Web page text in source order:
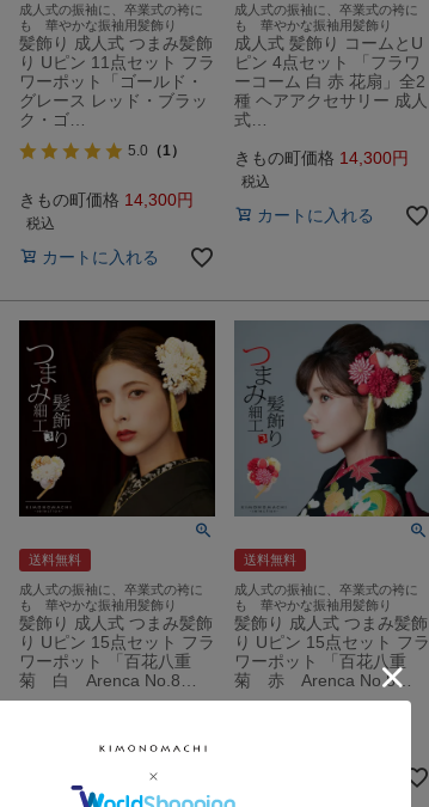
成人式の振袖に、卒業式の袴に
も 華やかな振袖用髪飾り
髪飾り 成人式 つまみ髪飾
り Uピン 11点セット フラ
ワーポット「ゴールド・
グレース レッド・ブラッ
ク・ゴ…
5.0 （1）
きもの町価格 14,300
税込
カートに入れる
成人式の振袖に、卒業式の袴に
も 華やかな振袖用髪飾り
成人式 髪飾り コームとU
ピン 4点セット 「フラワ
ーコーム 白 赤 花扇」全2
種 ヘアアクセサリー 成人
式…
きもの町価格 14,300
税込
カートに入れる
送料無料
成人式の振袖に、卒業式の袴に
も 華やかな振袖用髪飾り
髪飾り 成人式 つまみ髪飾
り Uピン 15点セット フラ
ワーポット 「百花八重
菊 白 Arenca No.8…
カートに入れる
送料無料
成人式の振袖に、卒業式の袴に
も 華やかな振袖用髪飾り
髪飾り 成人式 つまみ髪飾
り Uピン 15点セット フラ
ワーポット 「百花八重
菊 赤 Arenca No.8…